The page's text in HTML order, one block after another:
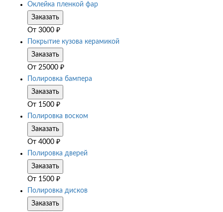
Оклейка пленкой фар
Заказать
От 3000 ₽
Покрытие кузова керамикой
Заказать
От 25000 ₽
Полировка бампера
Заказать
От 1500 ₽
Полировка воском
Заказать
От 4000 ₽
Полировка дверей
Заказать
От 1500 ₽
Полировка дисков
Заказать